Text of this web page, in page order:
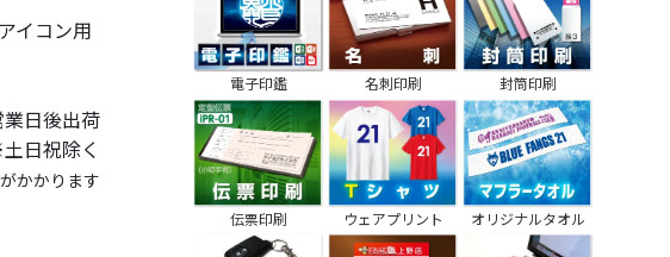
イコン用
日後出荷
日祝除く
かかります
電子印鑑 名刺印刷 封筒印刷
伝票印刷 ウェアプリント オリジナルタオル